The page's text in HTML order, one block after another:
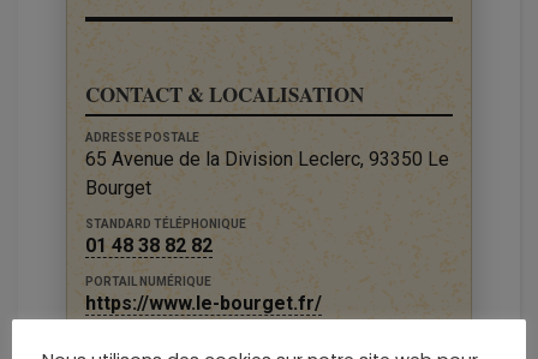
CONTACT & LOCALISATION
ADRESSE POSTALE
65 Avenue de la Division Leclerc, 93350 Le
Bourget
STANDARD TÉLÉPHONIQUE
01 48 38 82 82
PORTAIL NUMÉRIQUE
https://www.le-bourget.fr/